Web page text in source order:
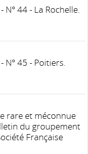
44 - La Rochelle.
N° 45 - Poitiers.
rare et méconnue
du groupement
Française